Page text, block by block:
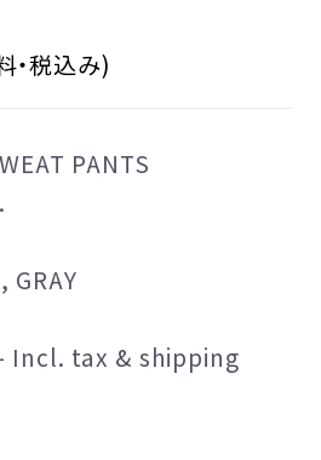
・税込み)
PANTS
Incl. tax & shipping